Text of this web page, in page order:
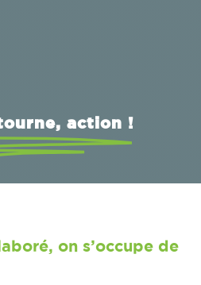
action !
on s’occupe de